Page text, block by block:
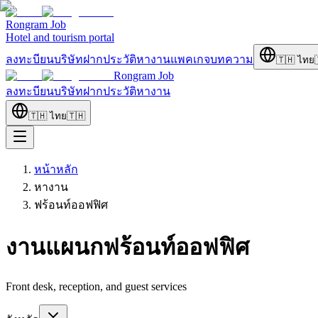
Rongram Job
Hotel and tourism portal
ลงทะบียนบริษัทฝากประวัติหางานแพคเกจบทความ 🇹🇭 ไทย
Rongram Job
ลงทะบียนบริษัทฝากประวัติหางาน
🇹🇭 ไทย🇹🇭
หน้าหลัก
หางาน
ฟร้อนท์ออฟฟิศ
งานแผนกฟร้อนท์ออฟฟิศ
Front desk, reception, and guest services